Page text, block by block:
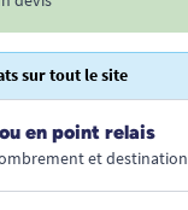
sur tout le site
en point relais
et destination